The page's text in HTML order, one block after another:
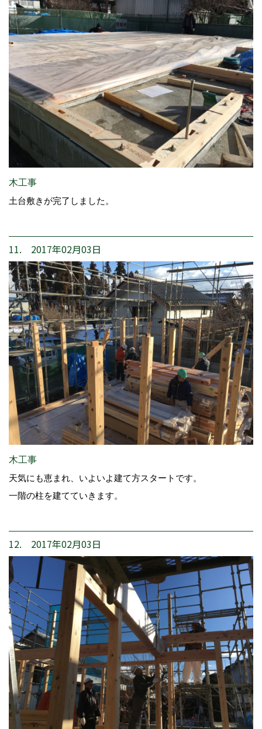
木工事
土台敷きが完了しました。
11. 2017年02月03日
木工事
天気にも恵まれ、いよいよ建て方スタートです。
一階の柱を建てていきます。
12. 2017年02月03日